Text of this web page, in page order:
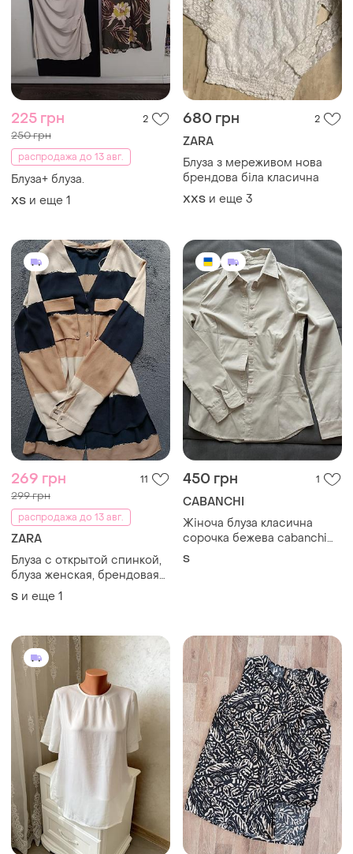
225 грн 2
250 грн
распродажа до 13 авг.
Блуза+ блуза.
ХS и еще 1
680 грн 2
ZARA
Блуза з мереживом нова
брендова біла класична
XХS и еще 3
269 грн 11
299 грн
распродажа до 13 авг.
ZARA
Блуза с открытой спинкой,
блуза женская, брендовая
блуза, блуза zara basic,
S и еще 1
450 грн 1
CABANCHI
Жіноча блуза класична
сорочка бежева cabanchi
розмір s
S